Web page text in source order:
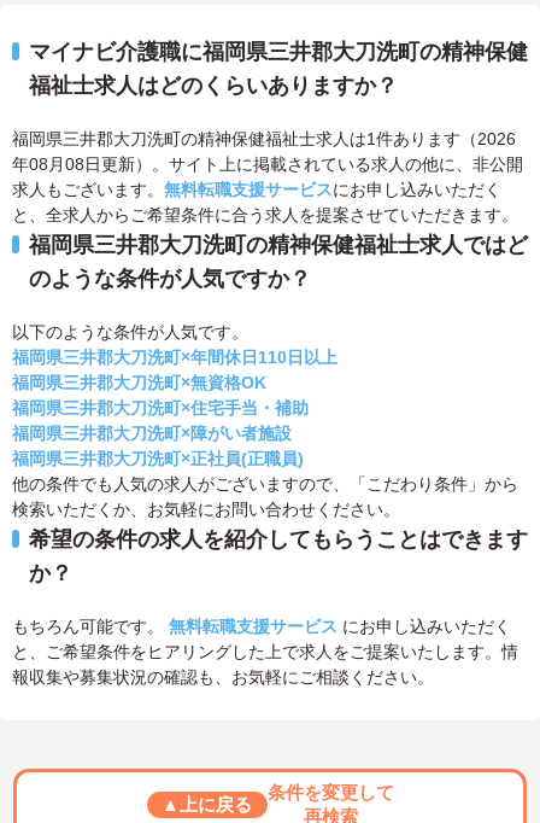
マイナビ介護職に福岡県三井郡大刀洗町の精神保健
福祉士求人はどのくらいありますか？
福岡県三井郡大刀洗町の精神保健福祉士求人は1件あります（2026
年08月08日更新）。サイト上に掲載されている求人の他に、非公開
求人もございます。 無料転職支援サービスにお申し込みいただく
と、全求人からご希望条件に合う求人を提案させていただきます。
福岡県三井郡大刀洗町の精神保健福祉士求人ではど
のような条件が人気ですか？
以下のような条件が人気です。
福岡県三井郡大刀洗町×年間休日110日以上
福岡県三井郡大刀洗町×無資格OK
福岡県三井郡大刀洗町×住宅手当・補助
福岡県三井郡大刀洗町×障がい者施設
福岡県三井郡大刀洗町×正社員(正職員)
他の条件でも人気の求人がございますので、「こだわり条件」から
検索いただくか、お気軽にお問い合わせください。
希望の条件の求人を紹介してもらうことはできます
か？
もちろん可能です。 無料転職支援サービス にお申し込みいただく
と、ご希望条件をヒアリングした上で求人をご提案いたします。情
報収集や募集状況の確認も、お気軽にご相談ください。
▲上に戻る
条件を変更して
再検索